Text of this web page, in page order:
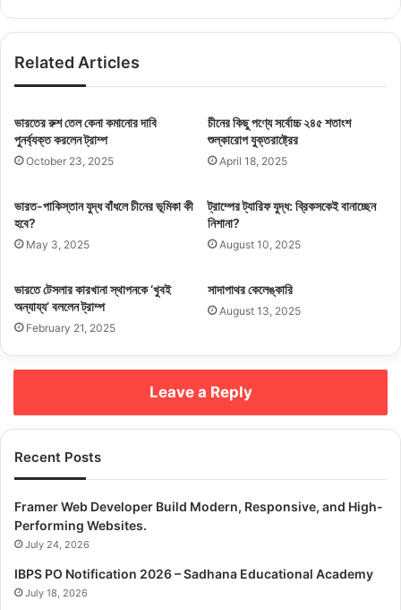
Related Articles
পাল্টা শুল্ক আরোপের তীব্র প্রতিক্রিয়া, যুক্তরাষ্ট্র যদি যুদ্ধই চায়
March 6, 2025
বাজার নিয়ন্ত্রণ করতে না পারায় বিপাকে সরকার: সংসদে এমপিদের
‘ডি মিনিমিস’ সুবিধা বন্ধ হওয়া : ফুজিয়ান, সিচুয়ান ও চংকিং-এ বিশেষ পণ্যের রফতানি
যথাক্রমে ৫৫.৩ শতাংশ, ৭৪.১ শতাংশ ও ৮৭.৯ শতাংশ কমেছে। বিপরীতে হুবেইতে
৩৫৪.৯ শতাংশ বেড়েছে।
স্থানান্তর ও নতুন বাজারে প্রবেশ করে ঘাটতি পুষিয়ে নিচ্ছে। বিশেষত ইলেকট্রনিক্স খাত
Related Articles
ভারতের রুশ তেল কেনা কমানোর দাবি
পুনর্ব্যক্ত করলেন ট্রাম্প
October 23, 2025
চীনের কিছু পণ্যে সর্বোচ্চ ২৪৫ শতাংশ
শুল্কারোপ যুক্তরাষ্ট্রের
April 18, 2025
ভারত-পাকিস্তান যুদ্ধ বাঁধলে চীনের ভূমিকা কী
হবে?
May 3, 2025
ট্রাম্পের ট্যারিফ যুদ্ধ: ব্রিকসকেই বানাচ্ছেন
নিশানা?
August 10, 2025
ভারতে টেসলার কারখানা স্থাপনকে ‘খুবই
অন্যায্য’ বললেন ট্রাম্প
February 21, 2025
সাদাপাথর কেলেঙ্কারি
August 13, 2025
Leave a Reply
Recent Posts
Framer Web Developer Build Modern, Responsive, and High-
Performing Websites.
July 24, 2026
IBPS PO Notification 2026 – Sadhana Educational Academy
July 18, 2026